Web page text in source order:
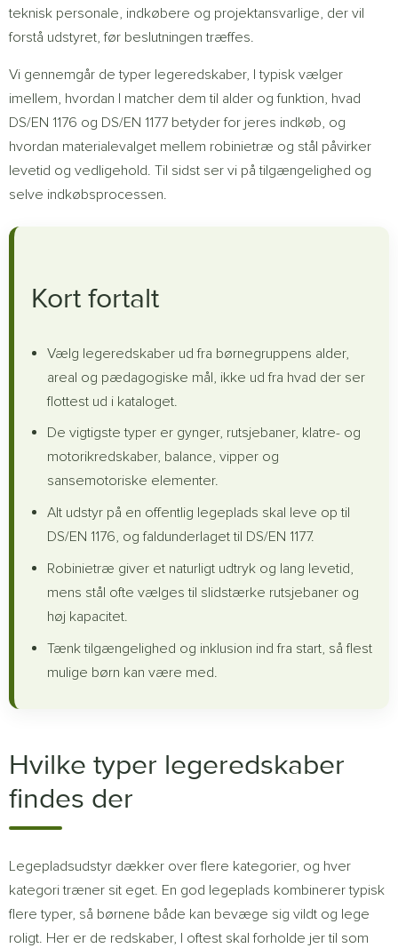
teknisk personale, indkøbere og projektansvarlige, der vil
forstå udstyret, før beslutningen træffes.
Vi gennemgår de typer legeredskaber, I typisk vælger
imellem, hvordan I matcher dem til alder og funktion, hvad
DS/EN 1176 og DS/EN 1177 betyder for jeres indkøb, og
hvordan materialevalget mellem robinietræ og stål påvirker
levetid og vedligehold. Til sidst ser vi på tilgængelighed og
selve indkøbsprocessen.
Kort fortalt
Vælg legeredskaber ud fra børnegruppens alder,
areal og pædagogiske mål, ikke ud fra hvad der ser
flottest ud i kataloget.
De vigtigste typer er gynger, rutsjebaner, klatre- og
motorikredskaber, balance, vipper og
sansemotoriske elementer.
Alt udstyr på en offentlig legeplads skal leve op til
DS/EN 1176, og faldunderlaget til DS/EN 1177.
Robinietræ giver et naturligt udtryk og lang levetid,
mens stål ofte vælges til slidstærke rutsjebaner og
høj kapacitet.
Tænk tilgængelighed og inklusion ind fra start, så flest
mulige børn kan være med.
Hvilke typer legeredskaber
findes der
Legepladsudstyr dækker over flere kategorier, og hver
kategori træner sit eget. En god legeplads kombinerer typisk
flere typer, så børnene både kan bevæge sig vildt og lege
roligt. Her er de redskaber, I oftest skal forholde jer til som